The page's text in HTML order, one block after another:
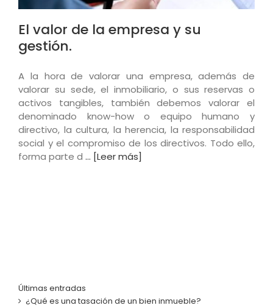
El valor de la empresa y su
gestión.
A la hora de valorar una empresa, además de
valorar su sede, el inmobiliario, o sus reservas o
activos tangibles, también debemos valorar el
denominado know-how o equipo humano y
directivo, la cultura, la herencia, la responsabilidad
social y el compromiso de los directivos. Todo ello,
forma parte d ... [Leer más]
Últimas entradas
¿Qué es una tasación de un bien inmueble?